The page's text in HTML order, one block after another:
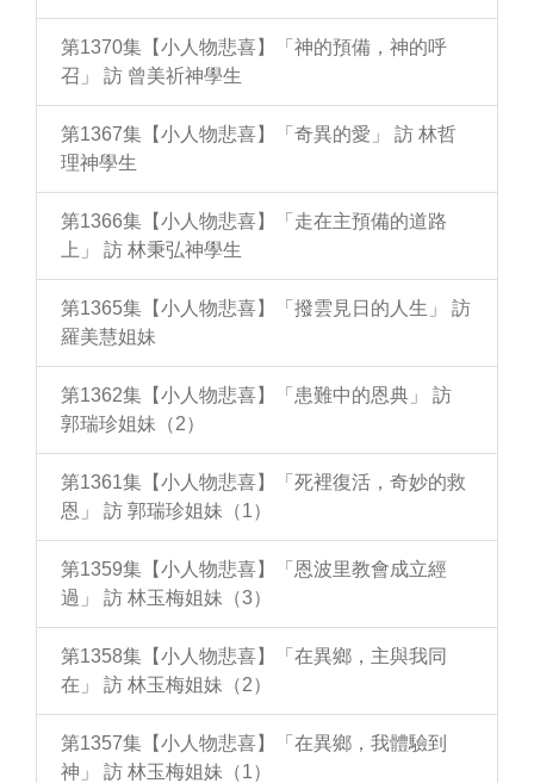
第1370集【小人物悲喜】「神的預備，神的呼
召」 訪 曾美祈神學生
第1367集【小人物悲喜】「奇異的愛」 訪 林哲
理神學生
第1366集【小人物悲喜】「走在主預備的道路
上」 訪 林秉弘神學生
第1365集【小人物悲喜】「撥雲見日的人生」 訪
羅美慧姐妹
第1362集【小人物悲喜】「患難中的恩典」 訪
郭瑞珍姐妹（2）
第1361集【小人物悲喜】「死裡復活，奇妙的救
恩」 訪 郭瑞珍姐妹（1）
第1359集【小人物悲喜】「恩波里教會成立經
過」 訪 林玉梅姐妹（3）
第1358集【小人物悲喜】「在異鄉，主與我同
在」 訪 林玉梅姐妹（2）
第1357集【小人物悲喜】「在異鄉，我體驗到
神」 訪 林玉梅姐妹（1）